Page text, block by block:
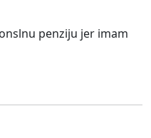
penziju jer imam